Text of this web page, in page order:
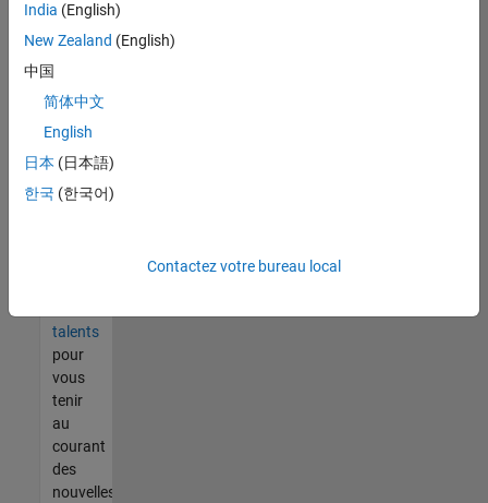
tout
vous
trouvez
pas
d'offre
corresponde
à vos
talents
pour
vous
tenir
au
courant
des
nouvelles
India (English)
New Zealand (English)
中国
简体中文
English
日本 (日本語)
한국 (한국어)
Contactez votre bureau local